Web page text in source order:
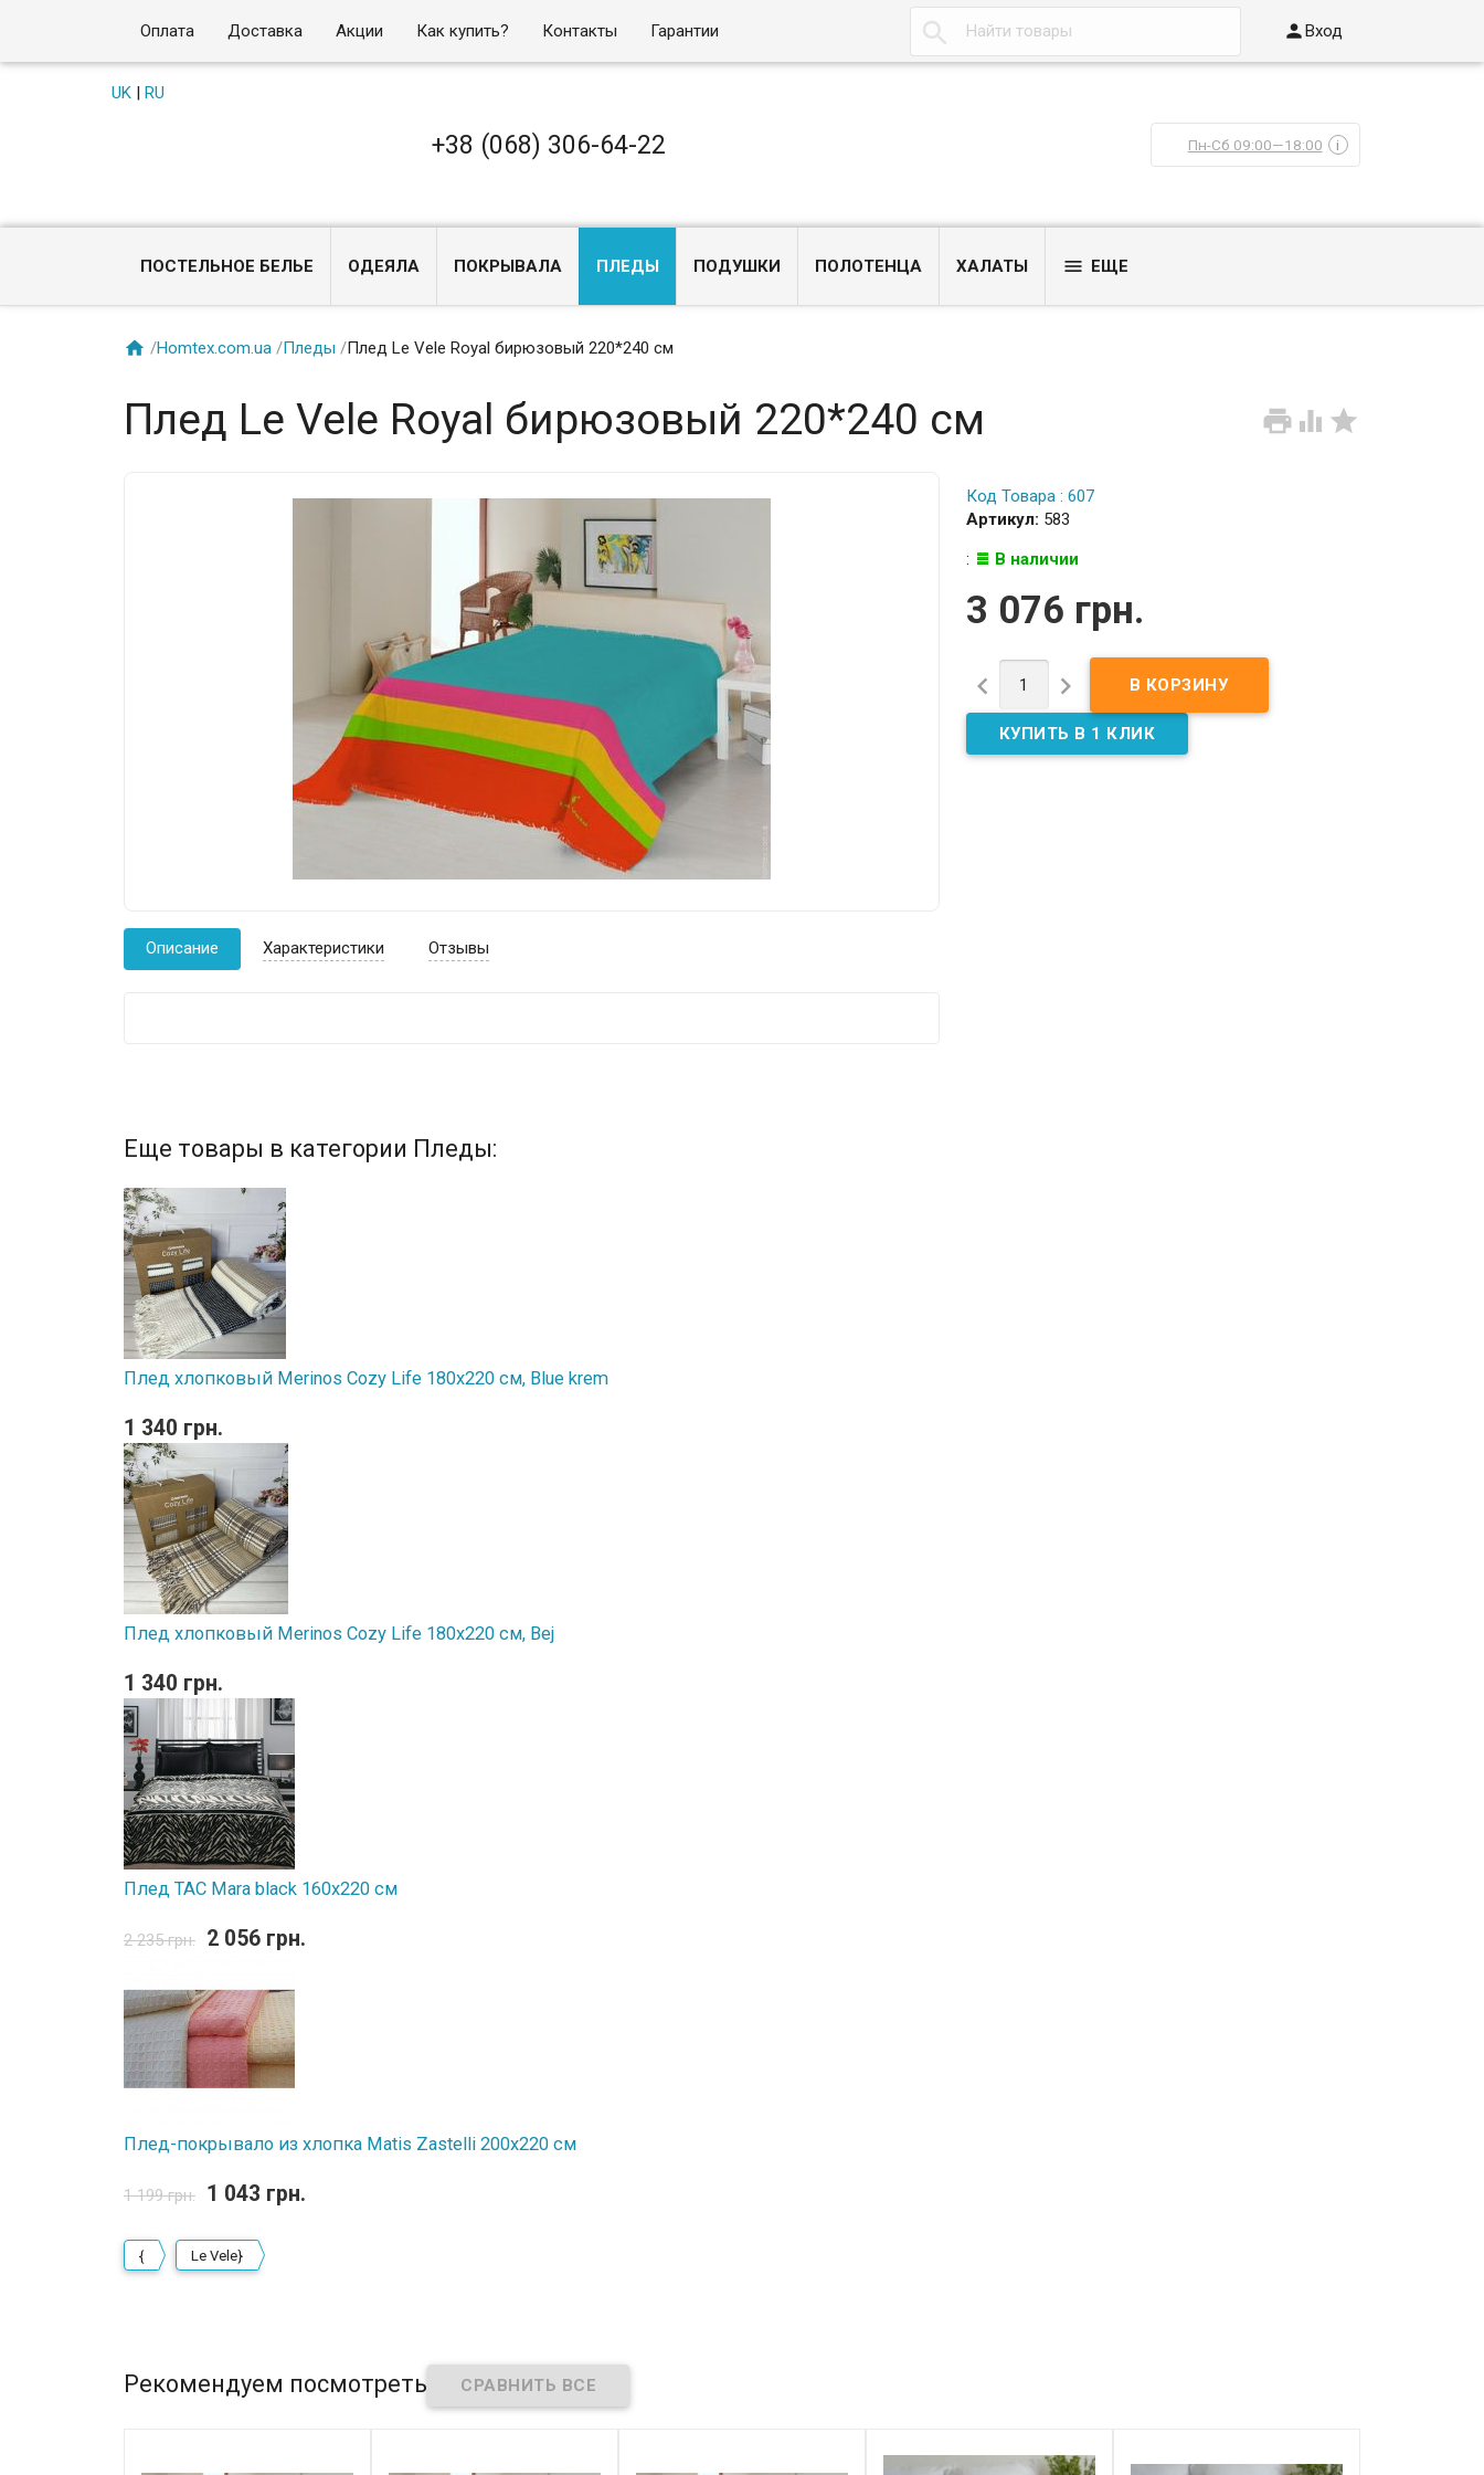
Оплата Доставка Акции Как купить? Контакты Гарантии  Вход
UK| RU
+38 (068) 306-64-22 Пн-Сб 09:00—18:00 i
ПОСТЕЛЬНОЕ БЕЛЬЕ ОДЕЯЛА ПОКРЫВАЛА ПЛЕДЫ ПОДУШКИ ПОЛОТЕНЦА ХАЛАТЫ  ЕЩЕ
 /Homtex.com.ua /Пледы /Плед Le Vele Royal бирюзовый 220*240 см
  
Плед Le Vele Royal бирюзовый 220*240 см
Код Товара : 607
Артикул: 583
:
В наличии
3 076 грн.
 
Описание Характеристики Отзывы
Еще товары в категории Пледы:
Плед хлопковый Merinos Cozy Life 180x220 см, Blue krem
1 340 грн.
Плед хлопковый Merinos Cozy Life 180x220 см, Bej
1 340 грн.
Плед TAC Mara black 160х220 см
2 235 грн. 2 056 грн.
Плед-покрывало из хлопка Matis Zastelli 200x220 см
1 199 грн. 1 043 грн.
{ Le Vele}
Рекомендуем посмотреть